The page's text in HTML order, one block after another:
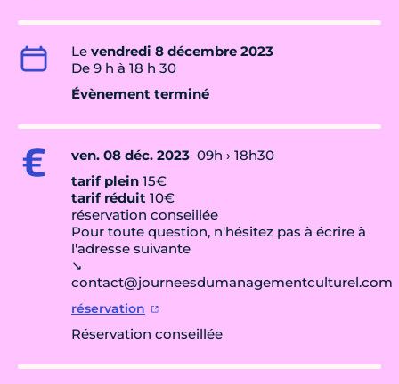
Le vendredi 8 décembre 2023
De 9 h à 18 h 30
Évènement terminé
ven. 08 déc. 2023 09h › 18h30
tarif plein 15€
tarif réduit 10€
réservation conseillée
Pour toute question, n'hésitez pas à écrire à
l'adresse suivante
↘
contact@journeesdumanagementculturel.com
réservation
Réservation conseillée